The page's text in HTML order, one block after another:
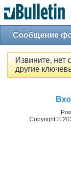
Сообщение
Извините, нет
другие
Copyright ©